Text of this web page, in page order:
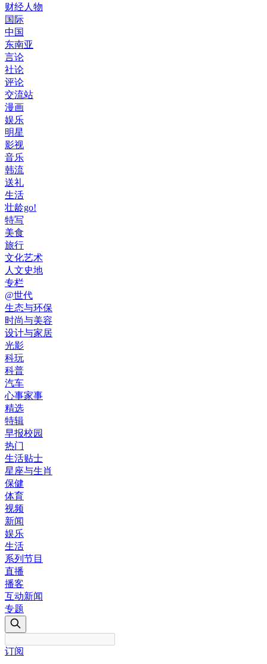
财经人物
国际
中国
东南亚
言论
社论
评论
交流站
漫画
娱乐
明星
影视
音乐
韩流
送礼
生活
壮龄go!
特写
美食
旅行
文化艺术
人文史地
专栏
@世代
生态与环保
时尚与美容
设计与家居
光影
科玩
科普
汽车
心事家事
精选
特辑
早报校园
热门
生活贴士
星座与生肖
保健
体育
视频
新闻
娱乐
生活
系列节目
直播
播客
互动新闻
专题
订阅